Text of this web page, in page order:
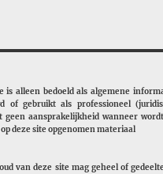
is alleen bedoeld als algemene
of gebruikt als professioneel
geen aansprakelijkheid wanneer
deze site opgenomen materiaal
van deze site mag geheel of